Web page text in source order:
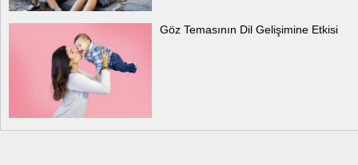
Göz Temasının Dil Gelişimine Etkisi